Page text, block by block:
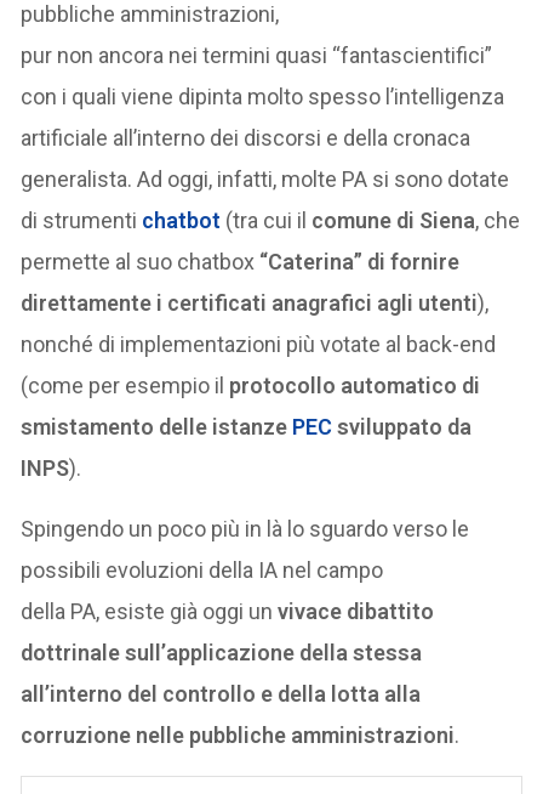
pubbliche amministrazioni,
pur non ancora nei termini quasi “fantascientifici”
con i quali viene dipinta molto spesso l’intelligenza
artificiale all’interno dei discorsi e della cronaca
generalista. Ad oggi, infatti, molte PA si sono dotate
di strumenti chatbot (tra cui il comune di Siena, che
permette al suo chatbox “Caterina” di fornire
direttamente i certificati anagrafici agli utenti),
nonché di implementazioni più votate al back-end
(come per esempio il protocollo automatico di
smistamento delle istanze PEC sviluppato da
INPS).
Spingendo un poco più in là lo sguardo verso le
possibili evoluzioni della IA nel campo
della PA, esiste già oggi un vivace dibattito
dottrinale sull’applicazione della stessa
all’interno del controllo e della lotta alla
corruzione nelle pubbliche amministrazioni.